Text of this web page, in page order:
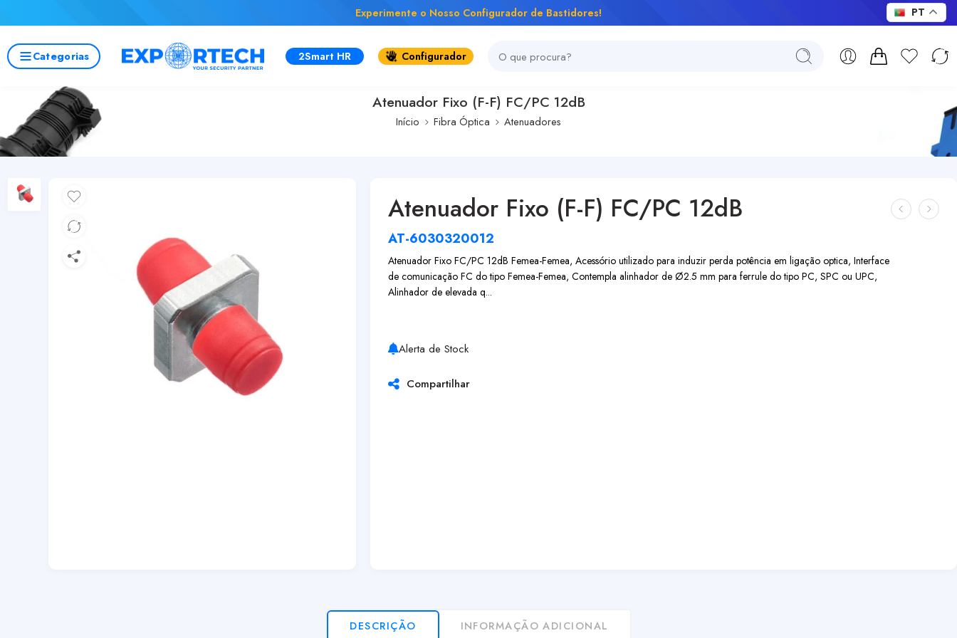
Experimente o Nosso Configurador de Bastidores!
Categorias 2Smart HR Configurador
Atenuador Fixo (F-F) FC/PC 12dB
Início Fibra Óptica Atenuadores
Atenuador Fixo (F-F) FC/PC 12dB
AT-6030320012
Atenuador Fixo FC/PC 12dB Femea-Femea, Acessório utilizado para induzir perda potência em ligação optica, Interface
de comunicação FC do tipo Femea-Femea, Contempla alinhador de Ø2.5 mm para ferrule do tipo PC, SPC ou UPC,
Alinhador de elevada q...
Alerta de Stock
Compartilhar
DESCRIÇÃO INFORMAÇÃO ADICIONAL
PT